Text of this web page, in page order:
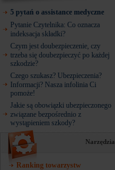
5 pytań o assistance medyczne
Pytanie Czytelnika: Co oznacza
indeksacja składki?
Czym jest doubezpieczenie, czy
trzeba się doubezpieczyć po każdej
szkodzie?
Czego szukasz? Ubezpieczenia?
Informacji? Nasza infolinia Ci
pomoże!
Jakie są obowiązki ubezpieczonego
związane bezpośrednio z
wystąpieniem szkody?
Narzędzia
Ranking towarzystw